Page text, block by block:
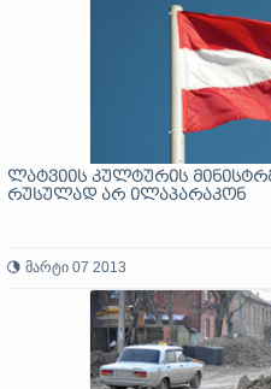
ლატვიის კულტურის
რუსულად არ ილაპარაკონ
მარტი 07 2013